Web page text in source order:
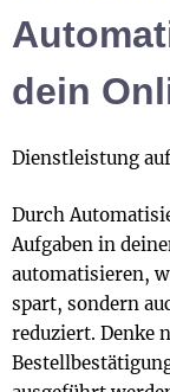
dein
Dienstleistung
Durch
Aufgaben in
automatisieren,
spart, sondern
reduziert. Denke